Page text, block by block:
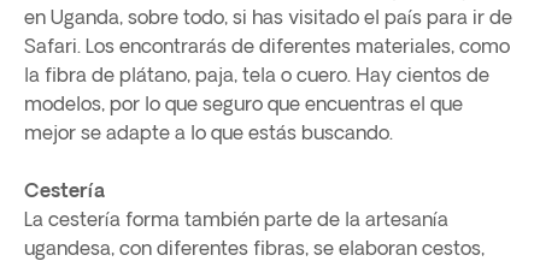
en Uganda, sobre todo, si has visitado el país para ir de
Safari. Los encontrarás de diferentes materiales, como
la fibra de plátano, paja, tela o cuero. Hay cientos de
modelos, por lo que seguro que encuentras el que
mejor se adapte a lo que estás buscando.
Cestería
La cestería forma también parte de la artesanía
ugandesa, con diferentes fibras, se elaboran cestos,